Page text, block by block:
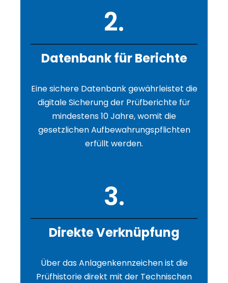
2.
Datenbank für Berichte
Eine sichere Datenbank gewährleistet die
digitale Sicherung der Prüfberichte für
mindestens 10 Jahre, womit die
gesetzlichen Aufbewahrungspflichten
erfüllt werden.
3.
Direkte Verknüpfung
Über das Anlagenkennzeichen ist die
Prüfhistorie direkt mit der Technischen